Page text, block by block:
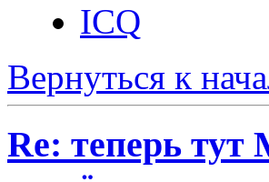
ICQ
Вернуться к
Re: теперь тут